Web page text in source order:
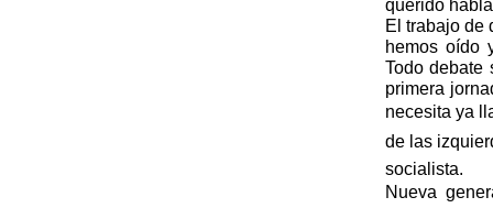
querido
El trabajo de
hemos oído
Todo debate
primera
necesita ya
de las
socialista.
Nueva